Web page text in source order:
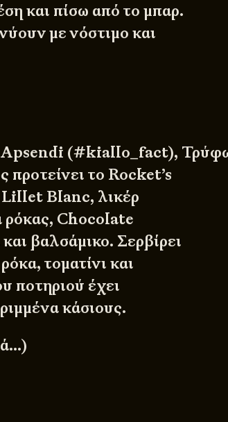
και πίσω από το μπαρ.
με νόστιμο και
Apsendi (#kiallo_fact),
το Rocket’s
Lillet Blanc, λικέρ
ρόκας, Chocolate
βαλσάμικο. Σερβίρει
τοματίνι και
ποτηριού έχει
κάσιους.